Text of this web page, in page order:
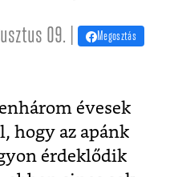
09. | Megosztás
évesek
hogy az apánk
érdeklődik